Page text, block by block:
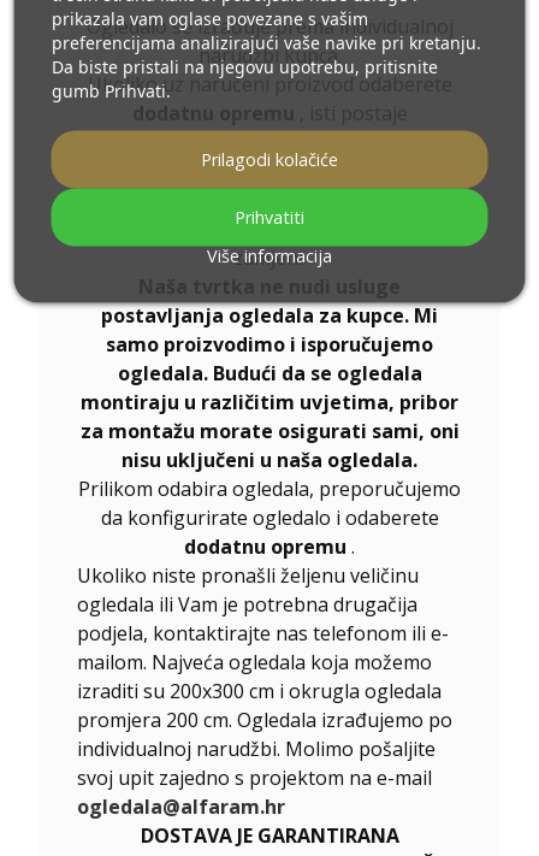
Ogledalo se izrađuje prema individualnoj
narudžbi kupca.
Ukoliko uz naručeni proizvod odaberete
proizvedeni prema individualnim
Ovi proizvodi ne podliježu povratu ili
zamjeni.
postavljanja ogledala za kupce. Mi
samo proizvodimo i isporučujemo
ogledala. Budući da se ogledala
montiraju u različitim uvjetima, pribor
za montažu morate osigurati sami, oni
nisu uključeni u naša ogledala.
Prilikom odabira ogledala, preporučujemo
da konfigurirate ogledalo i odaberete
dodatnu opremu .
Ukoliko niste pronašli željenu veličinu
ogledala ili Vam je potrebna drugačija
podjela, kontaktirajte nas telefonom ili e-
mailom. Najveća ogledala koja možemo
izraditi su 200x300 cm i okrugla ogledala
promjera 200 cm. Ogledala izrađujemo po
individualnoj narudžbi. Molimo pošaljite
svoj upit zajedno s projektom na e-mail
ogledala@alfaram.hr
DOSTAVA JE GARANTIRANA
prikazala vam oglase povezane s vašim
preferencijama analizirajući vaše navike pri kretanju.
Da biste pristali na njegovu upotrebu, pritisnite
gumb Prihvati.
Više informacija
Prilagodi kolačiće
Prihvatiti